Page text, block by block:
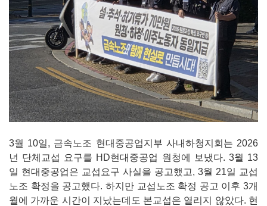
3월 10일, 금속노조 현대중공업지부 사내하청지회는 2026
년 단체교섭 요구를 HD현대중공업 원청에 보냈다. 3월 13
일 현대중공업은 교섭요구 사실을 공고했고, 3월 21일 교섭
노조 확정을 공고했다. 하지만 교섭노조 확정 공고 이후 3개
월에 가까운 시간이 지났는데도 본교섭은 열리지 않았다. 현